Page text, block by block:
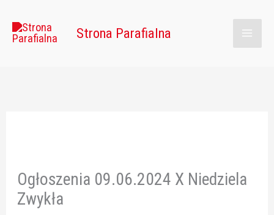
Strona Parafialna
Main
Ogłoszenia 09.06.2024 X Niedziela
Zwykła